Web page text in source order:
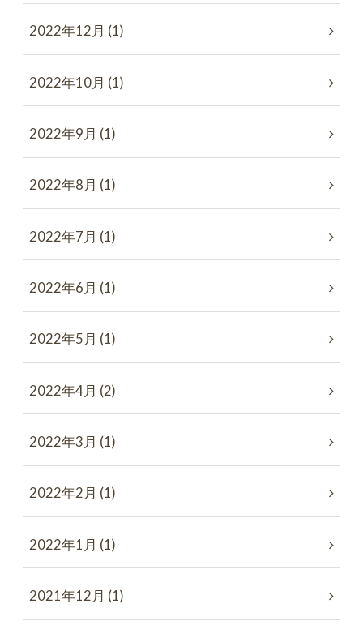
2022年12月 (1)
2022年10月 (1)
2022年9月 (1)
2022年8月 (1)
2022年7月 (1)
2022年6月 (1)
2022年5月 (1)
2022年4月 (2)
2022年3月 (1)
2022年2月 (1)
2022年1月 (1)
2021年12月 (1)